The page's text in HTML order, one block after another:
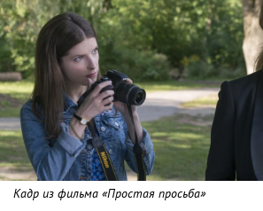
Кадр из фильма «Простая просьба»